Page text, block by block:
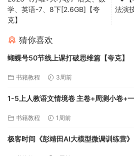
学、英语-7、8下[2.6GB]【夸
克】
法演
猜你喜欢
蝴蝶号50节线上课打破思维篇【夸克】
书籍教程 3周前
1-5上人教语文情境卷 主卷+周测小卷+一
书籍教程 1周前
极客时间《彭靖田AI大模型微调训练营》